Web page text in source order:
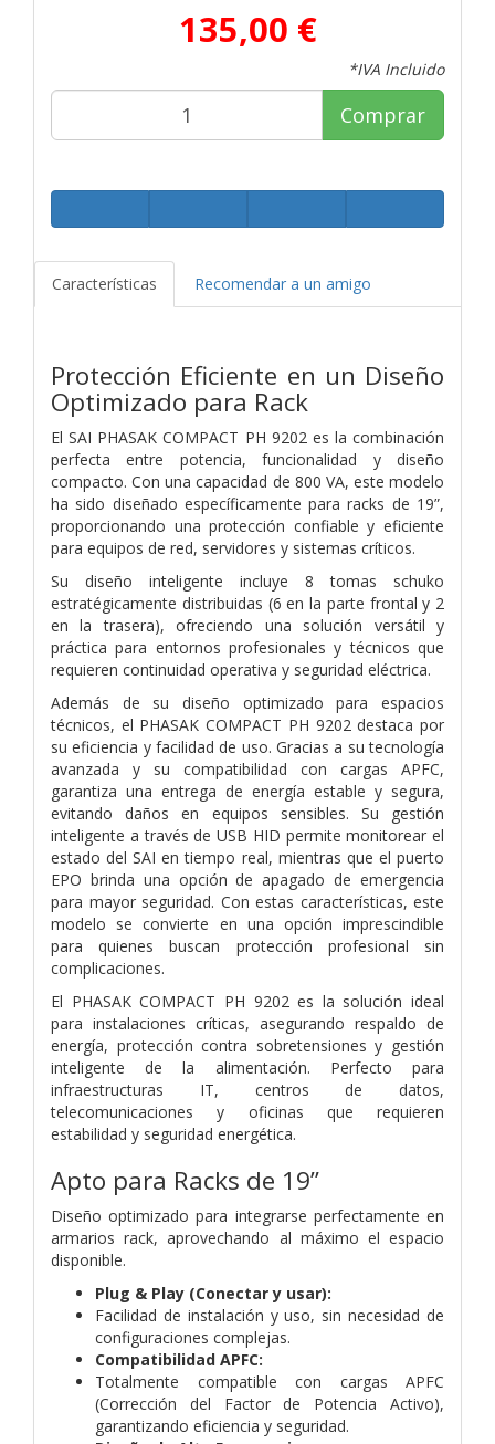
135,00 €
*IVA Incluido
Comprar
Características Recomendar a un amigo
Protección Eficiente en un Diseño
Optimizado para Rack
El SAI PHASAK COMPACT PH 9202 es la combinación
perfecta entre potencia, funcionalidad y diseño
compacto. Con una capacidad de 800 VA, este modelo
ha sido diseñado específicamente para racks de 19”,
proporcionando una protección confiable y eficiente
para equipos de red, servidores y sistemas críticos.
Su diseño inteligente incluye 8 tomas schuko
estratégicamente distribuidas (6 en la parte frontal y 2
en la trasera), ofreciendo una solución versátil y
práctica para entornos profesionales y técnicos que
requieren continuidad operativa y seguridad eléctrica.
Además de su diseño optimizado para espacios
técnicos, el PHASAK COMPACT PH 9202 destaca por
su eficiencia y facilidad de uso. Gracias a su tecnología
avanzada y su compatibilidad con cargas APFC,
garantiza una entrega de energía estable y segura,
evitando daños en equipos sensibles. Su gestión
inteligente a través de USB HID permite monitorear el
estado del SAI en tiempo real, mientras que el puerto
EPO brinda una opción de apagado de emergencia
para mayor seguridad. Con estas características, este
modelo se convierte en una opción imprescindible
para quienes buscan protección profesional sin
complicaciones.
El PHASAK COMPACT PH 9202 es la solución ideal
para instalaciones críticas, asegurando respaldo de
energía, protección contra sobretensiones y gestión
inteligente de la alimentación. Perfecto para
infraestructuras IT, centros de datos,
telecomunicaciones y oficinas que requieren
estabilidad y seguridad energética.
Apto para Racks de 19”
Diseño optimizado para integrarse perfectamente en
armarios rack, aprovechando al máximo el espacio
disponible.
Plug & Play (Conectar y usar):
Facilidad de instalación y uso, sin necesidad de
configuraciones complejas.
Compatibilidad APFC:
Totalmente compatible con cargas APFC
(Corrección del Factor de Potencia Activo),
garantizando eficiencia y seguridad.